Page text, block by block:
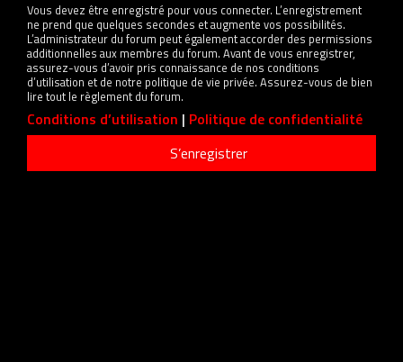
Vous devez être enregistré pour vous connecter. L’enregistrement
ne prend que quelques secondes et augmente vos possibilités.
L’administrateur du forum peut également accorder des permissions
additionnelles aux membres du forum. Avant de vous enregistrer,
assurez-vous d’avoir pris connaissance de nos conditions
d’utilisation et de notre politique de vie privée. Assurez-vous de bien
lire tout le règlement du forum.
Conditions d’utilisation | Politique de confidentialité
S’enregistrer